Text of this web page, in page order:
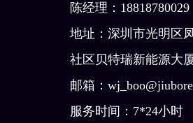
陈经理：18818780029
地址：深圳市光明区
社区贝特瑞新能源大
邮箱：
服务时间：7*24小时